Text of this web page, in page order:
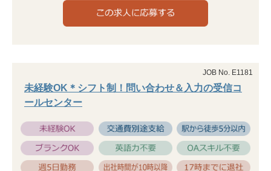
JOB No. E1181
未経験OK＊シフト制！問い合わせ＆入力の受信コ
ールセンター